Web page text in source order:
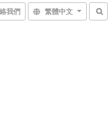
我們 繁體中文